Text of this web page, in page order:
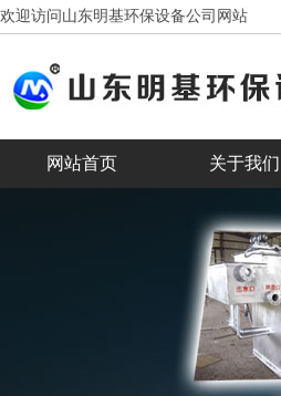
欢迎访问山东明基环保设备公司网站
网站首页 关于我们
合作客户